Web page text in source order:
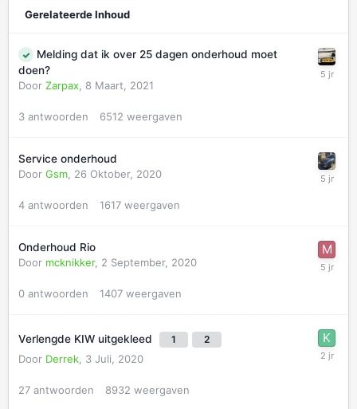
Gerelateerde Inhoud
Melding dat ik over 25 dagen onderhoud moet
doen?
Door Zarpax, 8 Maart, 2021
3 antwoorden 6512 weergaven
Service onderhoud
Door Gsm, 26 Oktober, 2020
4 antwoorden 1617 weergaven
Onderhoud Rio
Door mcknikker, 2 September, 2020
0 antwoorden 1407 weergaven
Verlengde KIW uitgekleed 1 2
Door Derrek, 3 Juli, 2020
27 antwoorden 8932 weergaven